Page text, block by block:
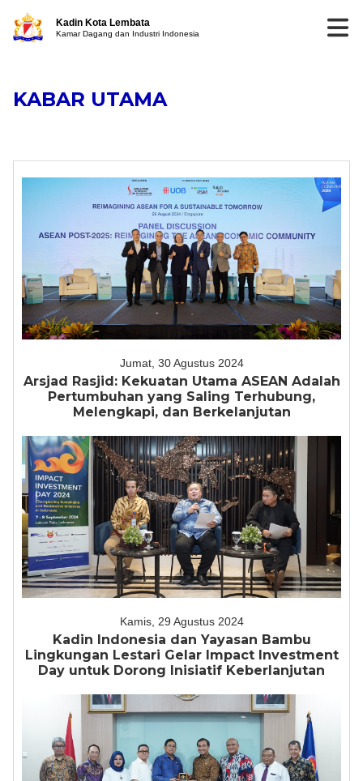
Kadin Kota Lembata
Kamar Dagang dan Industri Indonesia
KABAR UTAMA
Jumat, 30 Agustus 2024
Arsjad Rasjid: Kekuatan Utama ASEAN Adalah
Pertumbuhan yang Saling Terhubung,
Melengkapi, dan Berkelanjutan
Kamis, 29 Agustus 2024
Kadin Indonesia dan Yayasan Bambu
Lingkungan Lestari Gelar Impact Investment
Day untuk Dorong Inisiatif Keberlanjutan